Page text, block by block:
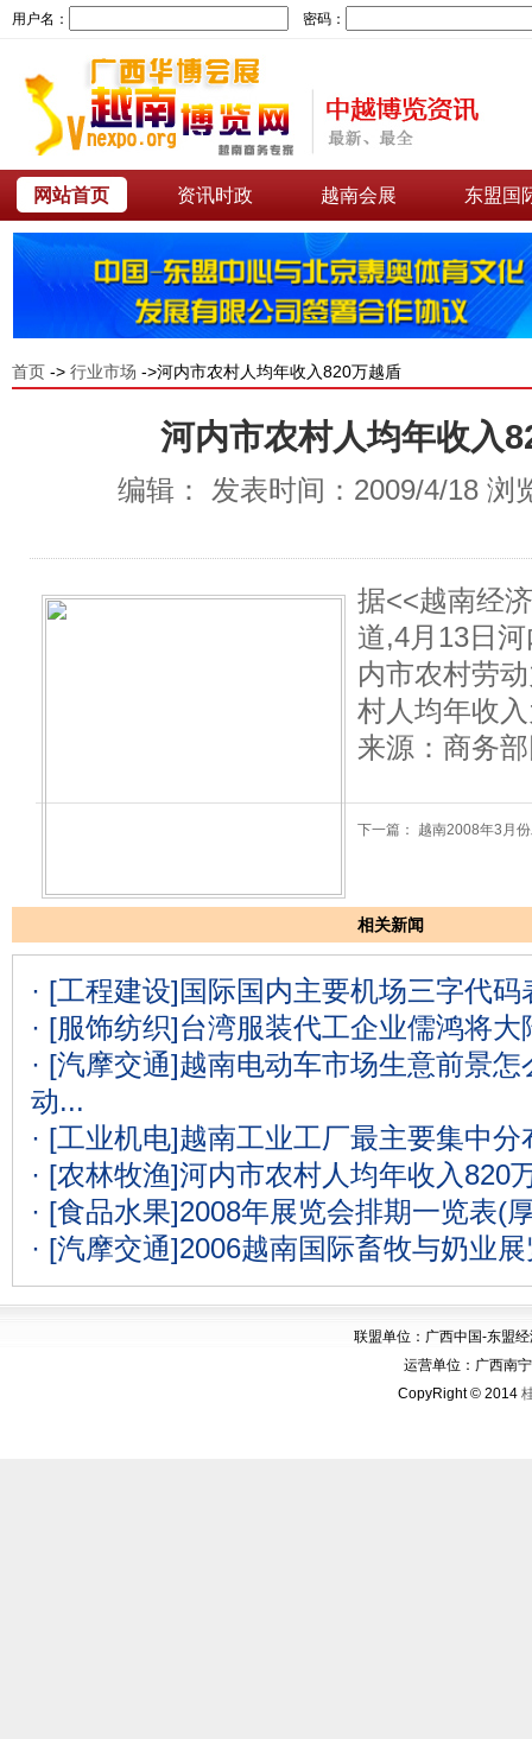
用户名： 密码：
网站首页 资讯时政 越南会展 东盟国
首页 -> 行业市场 ->河内市农村人均年收入820万越盾
河内市农村人均年收入
编辑： 发表时间：2009/4/18 浏
据<<越南经
道,4月13日
内市农村劳
村人均年收
来源：商务
下一篇： 越南2008年3月
相关新闻
· [工程建设]国际国内主要机场三字代码
· [服饰纺织]台湾服装代工企业儒鸿将
· [汽摩交通]越南电动车市场生意前景怎
动...
· [工业机电]越南工业工厂最主要集中分
· [农林牧渔]河内市农村人均年收入820
· [食品水果]2008年展览会排期一览表(
· [汽摩交通]2006越南国际畜牧与奶业
联盟单位：广西中国-东盟
运营单位：广西南
CopyRight © 2014